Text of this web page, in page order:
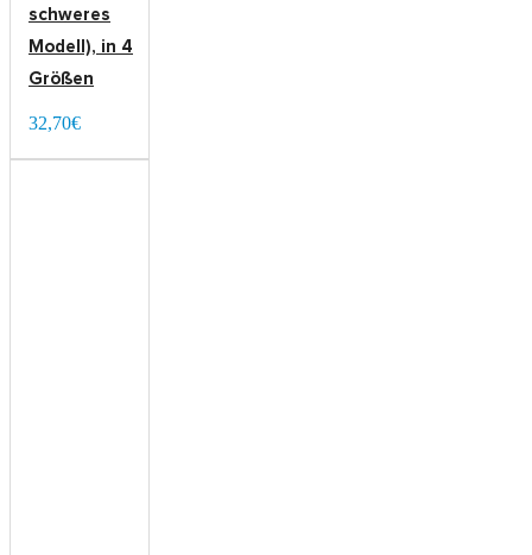
schweres
Modell), in 4
Größen
32,70€